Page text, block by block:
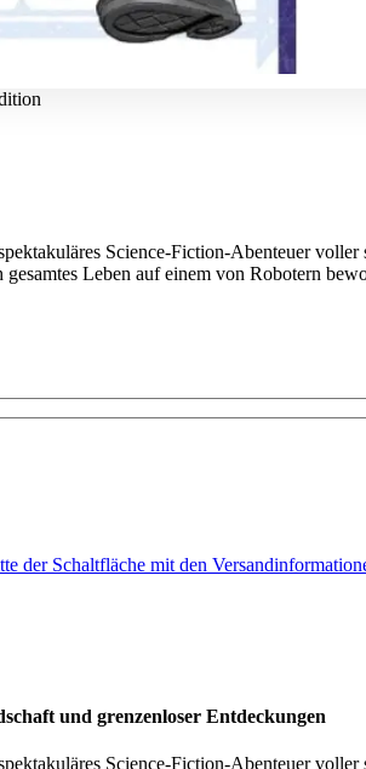
Science-Fiction-Abenteuer voller
Leben auf einem von Robotern
der Schaltfläche mit den
und grenzenloser Entdeckungen
Science-Fiction-Abenteuer voller